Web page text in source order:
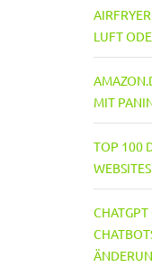
AIRFRYER
UFT
MIT
TOP 100
CHATGPT